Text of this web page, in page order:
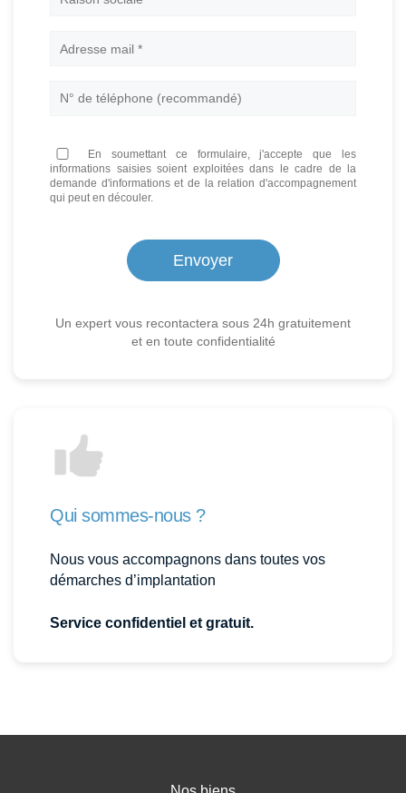
En soumettant ce formulaire, j'accepte que les
informations saisies soient exploitées dans le cadre de la
demande d'informations et de la relation d'accompagnement
qui peut en découler.
Un expert vous recontactera sous 24h gratuitement
et en toute confidentialité
Qui sommes-nous ?
Nous vous accompagnons dans toutes vos
démarches d’implantation
Service confidentiel et gratuit.